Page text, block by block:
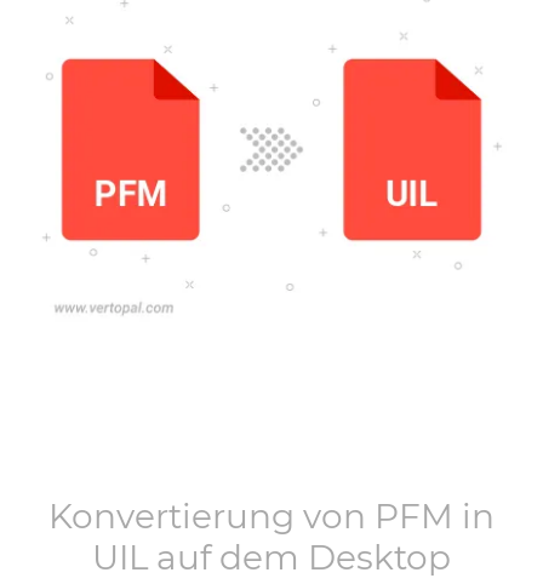
Konvertierung von PFM in
UIL auf dem Desktop